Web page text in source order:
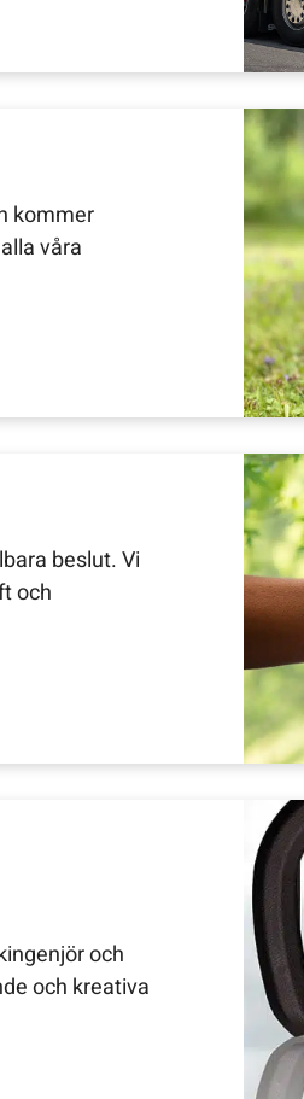
kommer
våra
beslut. Vi
och
och
och kreativa